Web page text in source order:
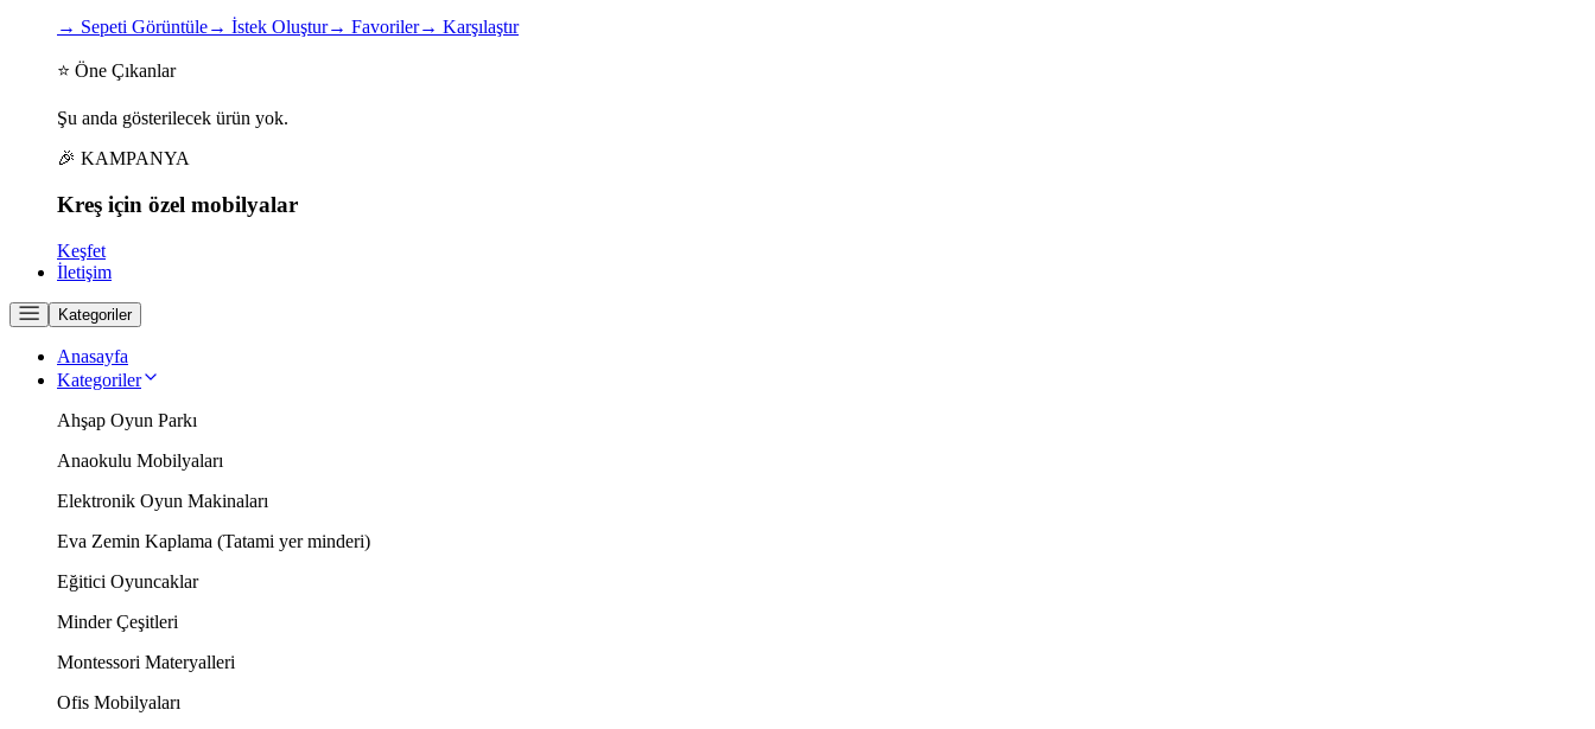
→ Sepeti Görüntüle→ İstek Oluştur→ Favoriler→ Karşılaştır
⭐ Öne Çıkanlar
Şu anda gösterilecek ürün yok.
🎉 KAMPANYA
Kreş için özel mobilyalar
Keşfet
İletişim
Kategoriler
Anasayfa
Kategoriler
Ahşap Oyun Parkı
Anaokulu Mobilyaları
Elektronik Oyun Makinaları
Eva Zemin Kaplama (Tatami yer minderi)
Eğitici Oyuncaklar
Minder Çeşitleri
Montessori Materyalleri
Ofis Mobilyaları